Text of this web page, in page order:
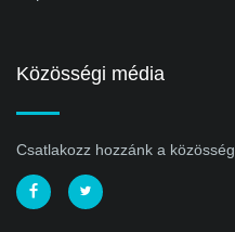
Közösségi média
Csatlakozz hozzánk a